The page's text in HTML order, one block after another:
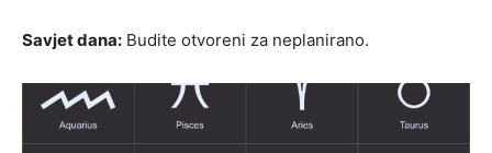
Savjet dana: Budite otvoreni za neplanirano.